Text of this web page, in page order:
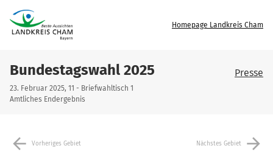
Homepage Landkreis Cham
Bundestagswahl 2025
23. Februar 2025, 11 - Briefwahltisch 1
Amtliches Endergebnis
Presse
arrow_back Vorheriges Gebiet Nächstes Gebiet arrow_forward